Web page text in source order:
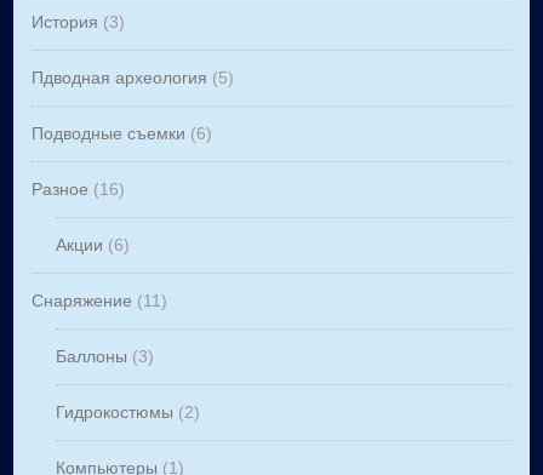
История (3)
Пдводная археология (5)
Подводные съемки (6)
Разное (16)
Акции (6)
Снаряжение (11)
Баллоны (3)
Гидрокостюмы (2)
Компьютеры (1)